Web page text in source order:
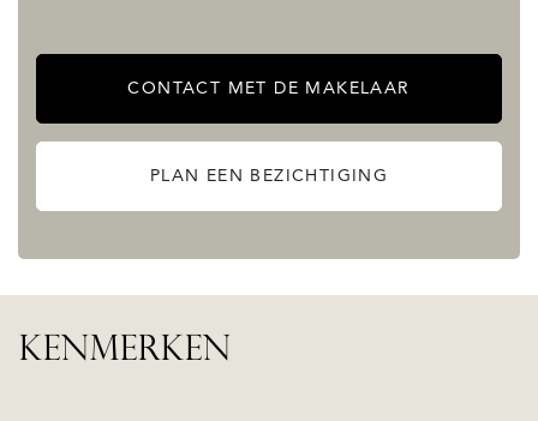
CONTACT MET DE MAKELAAR
PLAN EEN BEZICHTIGING
KENMERKEN